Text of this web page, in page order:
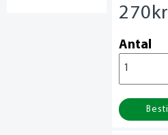
270
Antal
Bestil